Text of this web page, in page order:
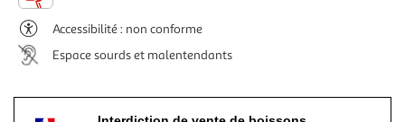
Accessibilité : non conforme
Espace sourds et malentendants